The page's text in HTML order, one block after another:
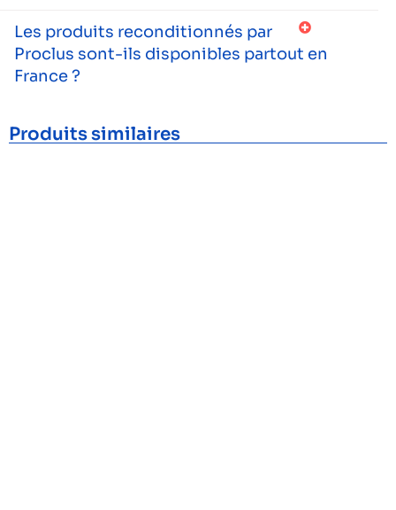
Les produits reconditionnés par
Proclus sont-ils disponibles partout en
France ?
Produits similaires